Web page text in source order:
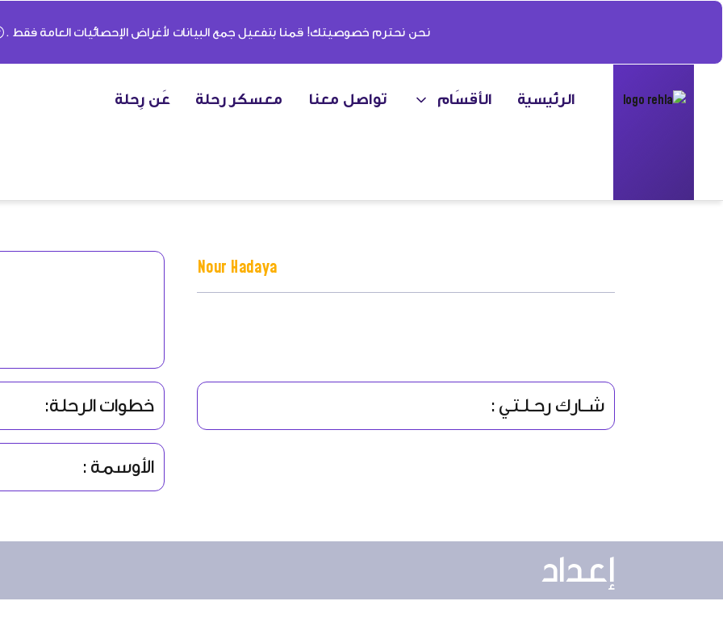
الرئيسية الأقسَام تواصل معنا معسكر رحلة عَن رِحلة
نحن نحترم خصوصيتك! قمنا بتفعيل جمع البيانات لأغراض الإحصائيات العامة فقط .
Nour Hadaya
خطوات الرحلة: شــارك رحـلـتـي :
الأوسمة :
إعداد